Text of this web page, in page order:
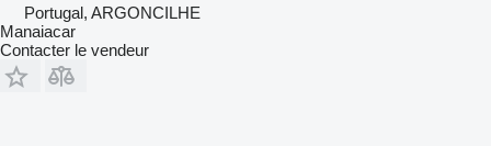
Portugal, ARGONCILHE
Manaiacar
Contacter le vendeur